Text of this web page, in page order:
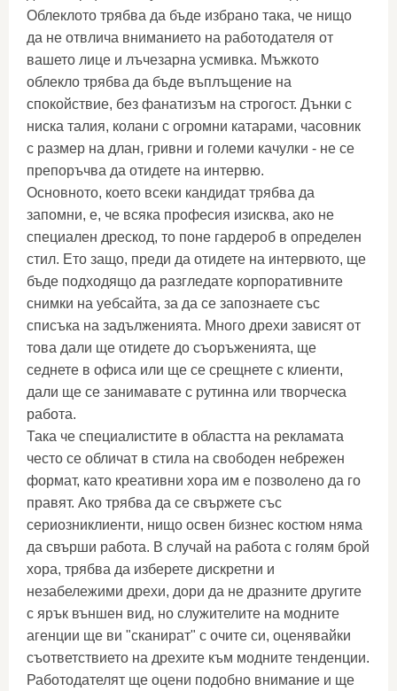
Облеклото трябва да бъде избрано така, че нищо
да не отвлича вниманието на работодателя от
вашето лице и лъчезарна усмивка. Мъжкото
облекло трябва да бъде въплъщение на
спокойствие, без фанатизъм на строгост. Дънки с
ниска талия, колани с огромни катарами, часовник
с размер на длан, гривни и големи качулки - не се
препоръчва да отидете на интервю.
Основното, което всеки кандидат трябва да
запомни, е, че всяка професия изисква, ако не
специален дрескод, то поне гардероб в определен
стил. Ето защо, преди да отидете на интервюто, ще
бъде подходящо да разгледате корпоративните
снимки на уебсайта, за да се запознаете със
списъка на задълженията. Много дрехи зависят от
това дали ще отидете до съоръженията, ще
седнете в офиса или ще се срещнете с клиенти,
дали ще се занимавате с рутинна или творческа
работа.
Така че специалистите в областта на рекламата
често се обличат в стила на свободен небрежен
формат, като креативни хора им е позволено да го
правят. Ако трябва да се свържете със
сериозниклиенти, нищо освен бизнес костюм няма
да свърши работа. В случай на работа с голям брой
хора, трябва да изберете дискретни и
незабележими дрехи, дори да не дразните другите
с ярък външен вид, но служителите на модните
агенции ще ви "сканират" с очите си, оценявайки
съответствието на дрехите към модните тенденции.
Работодателят ще оцени подобно внимание и ще